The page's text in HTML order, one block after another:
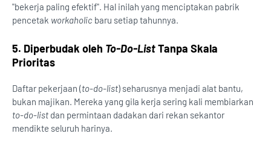
"bekerja paling efektif". Hal inilah yang menciptakan pabrik
pencetak workaholic baru setiap tahunnya.
5. Diperbudak oleh To-Do-ListTanpa Skala
Prioritas
Daftar pekerjaan (to-do-list) seharusnya menjadi alat bantu,
bukan majikan. Mereka yang gila kerja sering kali membiarkan
to-do-list dan permintaan dadakan dari rekan sekantor
mendikte seluruh harinya.